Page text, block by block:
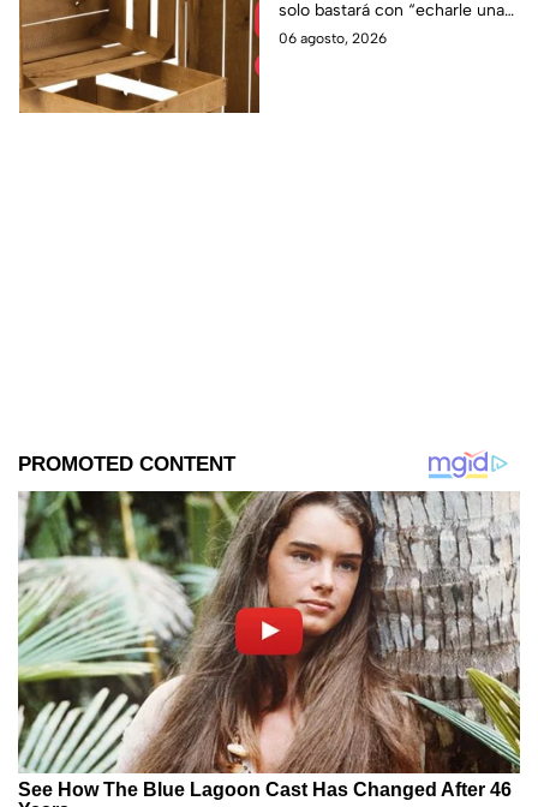
solo bastará con “echarle una
manita de gato”
06 agosto, 2026